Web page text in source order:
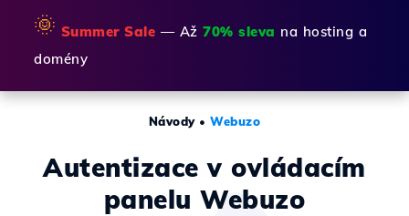
🌞 Summer Sale — Až 70% sleva na hosting a
domény
Návody•Webuzo
Autentizace v ovládacím
panelu Webuzo